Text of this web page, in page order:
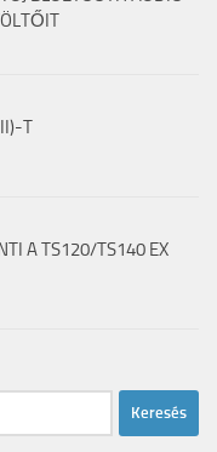
II)-T
A TS120/TS140 EX